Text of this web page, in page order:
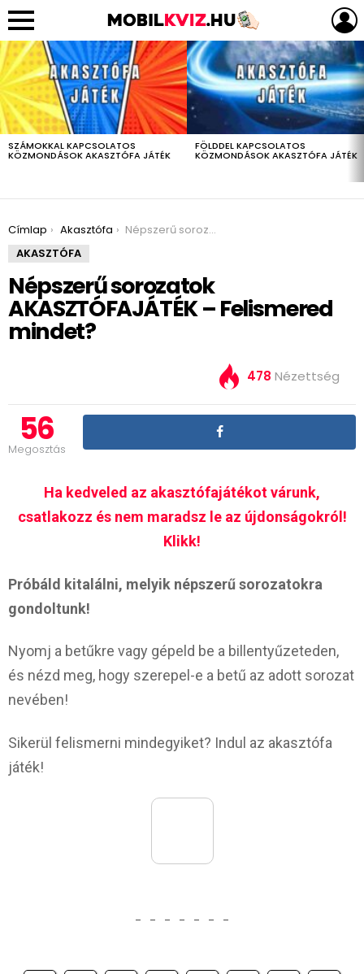
LEGUTÓBBIAK
SZÁMOKKAL KAPCSOLATOS
KÖZMONDÁSOK AKASZTÓFA JÁTÉK
FÖLDDEL KAPCSOLATOS
KÖZMONDÁSOK AKASZTÓFA JÁTÉK
You are here:
Címlap Akasztófa
Népszerű sorozatok AKASZTÓFAJÁTÉK – Felismered mindet?
AKASZTÓFA
Népszerű sorozatok
AKASZTÓFAJÁTÉK – Felismered
mindet?
478 Nézettség
56
Megosztás
Ha kedveled az akasztófajátékot várunk,
csatlakozz és nem maradsz le az újdonságokról!
Klikk!
Próbáld kitalálni, melyik népszerű sorozatokra
gondoltunk!
Nyomj a betűkre vagy gépeld be a billentyűzeteden,
és nézd meg, hogy szerepel-e a betű az adott sorozat
nevében!
Sikerül felismerni mindegyiket? Indul az akasztófa
játék!